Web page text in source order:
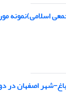
اسلامی)نمونه
شهر اصفهان در